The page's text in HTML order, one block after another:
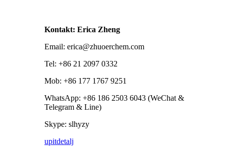
Kontakt: Erica Zheng
Email: erica@zhuoerchem.com
Tel: +86 21 2097 0332
Mob: +86 177 1767 9251
WhatsApp: +86 186 2503 6043 (WeChat &
Telegram & Line)
Skype: slhyzy
upitdetalj